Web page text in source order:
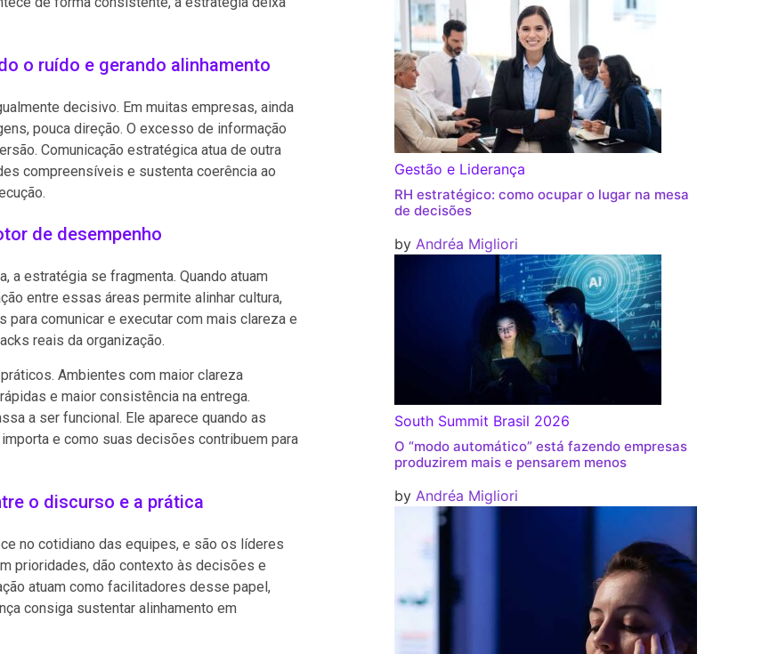
o ruído e gerando alinhamento
decisivo. Em muitas empresas, ainda
pouca direção. O excesso de informação
Comunicação estratégica atua de outra
compreensíveis e sustenta coerência ao
de desempenho
a estratégia se fragmenta. Quando atuam
entre essas áreas permite alinhar cultura,
comunicar e executar com mais clareza e
reais da organização.
Ambientes com maior clareza
e maior consistência na entrega.
a ser funcional. Ele aparece quando as
e como suas decisões contribuem para
o discurso e a prática
no cotidiano das equipes, e são os líderes
prioridades, dão contexto às decisões e
atuam como facilitadores desse papel,
consiga sustentar alinhamento em
Gestão e Liderança
RH estratégico: como ocupar o lugar na mesa
de decisões
by Andréa Migliori
South Summit Brasil 2026
O “modo automático” está fazendo empresas
produzirem mais e pensarem menos
by Andréa Migliori